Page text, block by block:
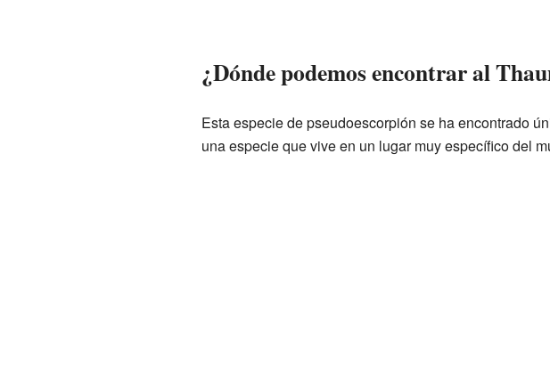
¿Dónde podemos encontrar al
Esta especie de pseudoescorpión se ha encontrado
una especie que vive en un lugar muy específico del